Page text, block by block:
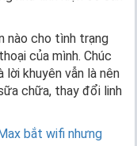
nào cho tình trạng
của mình. Chúc
khuyên vẫn là nên
chữa, thay đổi linh
bắt wifi nhưng